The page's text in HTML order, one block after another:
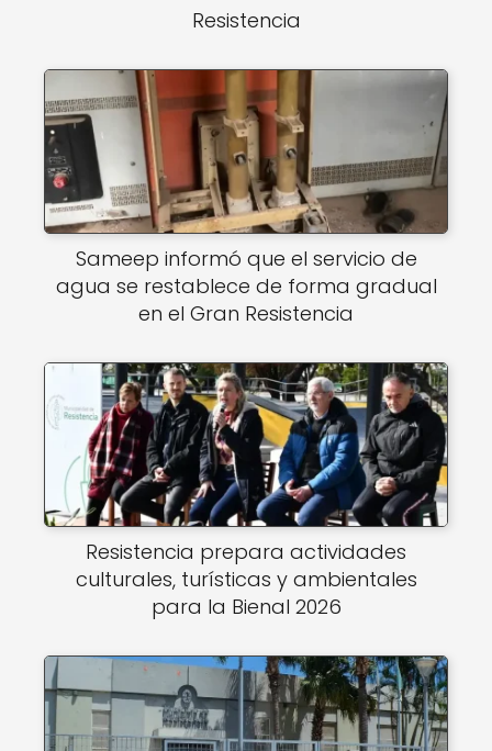
Resistencia
Sameep informó que el servicio de
agua se restablece de forma gradual
en el Gran Resistencia
Resistencia prepara actividades
culturales, turísticas y ambientales
para la Bienal 2026